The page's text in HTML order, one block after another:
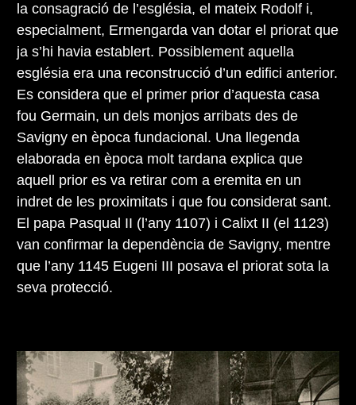
la consagració de l’església, el mateix Rodolf i,
especialment, Ermengarda van dotar el priorat que
ja s’hi havia establert. Possiblement aquella
església era una reconstrucció d’un edifici anterior.
Es considera que el primer prior d’aquesta casa
fou Germain, un dels monjos arribats des de
Savigny en època fundacional. Una llegenda
elaborada en època molt tardana explica que
aquell prior es va retirar com a eremita en un
indret de les proximitats i que fou considerat sant.
El papa Pasqual II (l’any 1107) i Calixt II (el 1123)
van confirmar la dependència de Savigny, mentre
que l’any 1145 Eugeni III posava el priorat sota la
seva protecció.